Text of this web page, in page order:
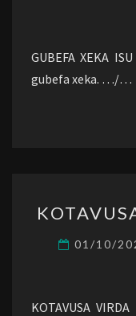
GUBEFA XEKA
gubefa xeka. …/…
01/10/
KOTAVUSA